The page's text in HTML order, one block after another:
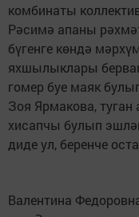
комбинаты
Рәсимә апаны
бүгенге көндә
яхшылыклары
гомер буе маяк
Зоя Ярмакова,
хисапчы булып
диде ул, беренче
Валентина